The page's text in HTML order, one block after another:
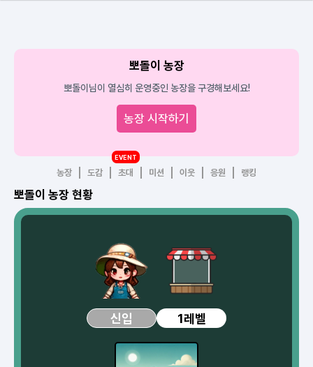
뽀돌이 농장
뽀돌이님이 열심히 운영중인 농장을 구경해보세요!
농장 시작하기
농장 도감 초대
EVENT
미션 이웃 응원 랭킹
뽀돌이 농장 현황
신입 1레벨